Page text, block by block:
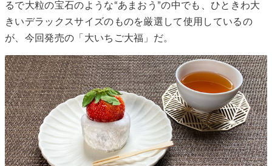
るで大粒の宝石のような“あまおう”の中でも、ひときわ大
きいデラックスサイズのものを厳選して使用しているの
が、今回発売の「大いちご大福」だ。